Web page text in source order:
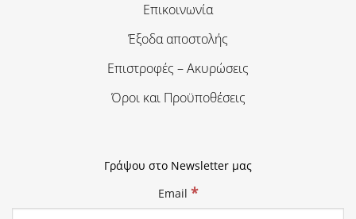
Επικοινωνία
Έξοδα αποστολής
Επιστροφές – Ακυρώσεις
Όροι και Προϋποθέσεις
Γράψου στο Newsletter μας
Email *